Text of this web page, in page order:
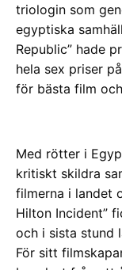
triologin som
egyptiska
Republic” hade
hela sex priser
för bästa film
Med rötter i
kritiskt skildra
filmerna i landet
Hilton Incident”
och i sista stund
För sitt